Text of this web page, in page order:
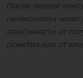
После первой
гинекологом
зависимости от
осмотра или от